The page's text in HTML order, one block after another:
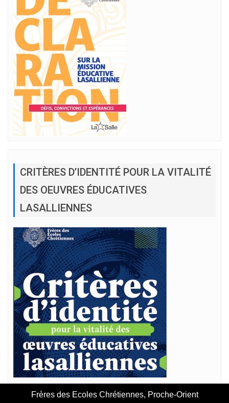
CRITÈRES D’IDENTITÉ POUR LA VITALITÉ
DES OEUVRES ÉDUCATIVES
LASALLIENNES
Frères des Ecoles Chrétiennes, Proche-Orient